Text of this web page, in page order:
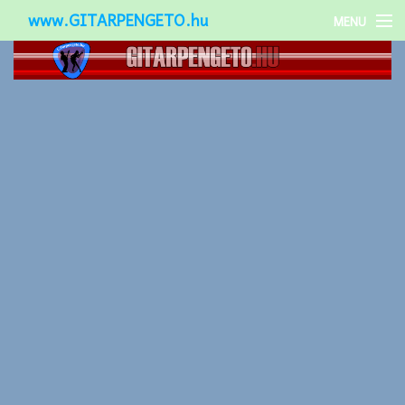
www.GITARPENGETO.hu MENU
Népszerű-